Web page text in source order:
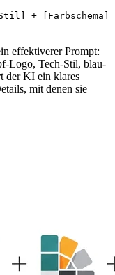
+ [Farbschema]
effektiverer Prompt:
Logo, Tech-Stil, blau-
der KI ein klares
mit denen sie